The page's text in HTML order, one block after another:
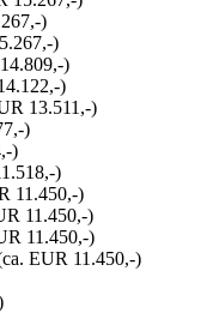
)
)
)
)
13.511,-)
)
)
)
11.450,-)
11.450,-)
11.450,-)
EUR 11.450,-)